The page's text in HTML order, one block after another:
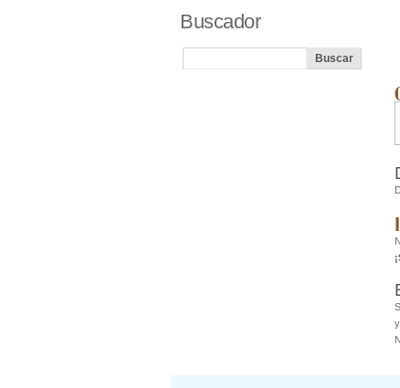
Buscador